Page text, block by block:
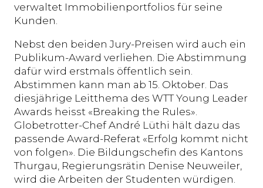
verwaltet Immobilienportfolios für seine
Kunden.
Nebst den beiden Jury-Preisen wird auch ein
Publikum-Award verliehen. Die Abstimmung
dafür wird erstmals öffentlich sein.
Abstimmen kann man ab 15. Oktober. Das
diesjährige Leitthema des WTT Young Leader
Awards heisst «Breaking the Rules».
Globetrotter-Chef André Lüthi hält dazu das
passende Award-Referat «Erfolg kommt nicht
von folgen». Die Bildungschefin des Kantons
Thurgau, Regierungsrätin Denise Neuweiler,
wird die Arbeiten der Studenten würdigen.